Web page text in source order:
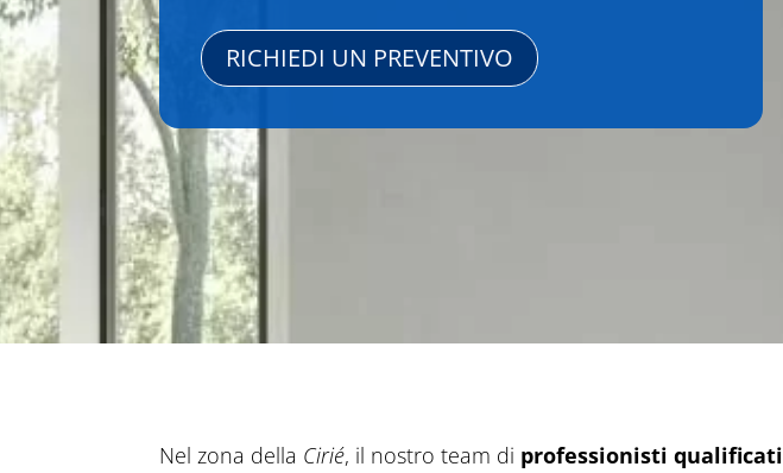
RICHIEDI UN PREVENTIVO
Nel zona della Cirié, il nostro team di professionisti qualificati